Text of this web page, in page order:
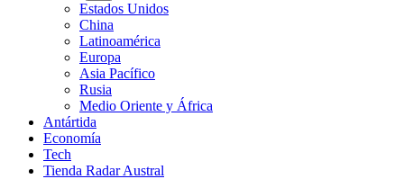
Estados Unidos
China
Latinoamérica
Europa
Asia Pacífico
Rusia
Medio Oriente y África
Antártida
Economía
Tech
Tienda Radar Austral